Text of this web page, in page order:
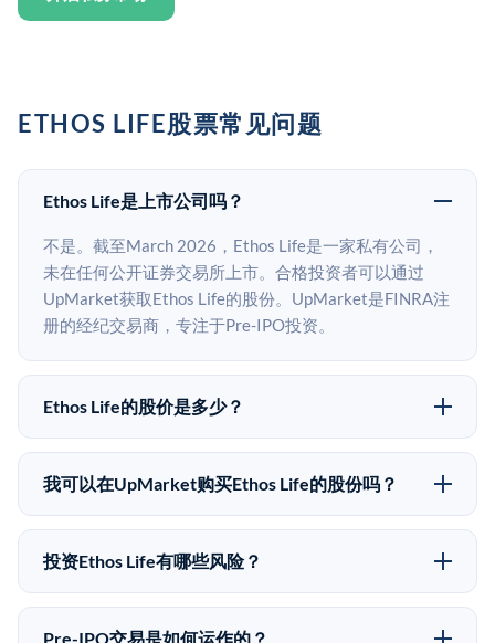
ETHOS LIFE股票常见问题
Ethos Life是上市公司吗？
不是。截至March 2026，Ethos Life是一家私有公司，
未在任何公开证券交易所上市。合格投资者可以通过
UpMarket获取Ethos Life的股份。UpMarket是FINRA注
册的经纪交易商，专注于Pre-IPO投资。
Ethos Life的股价是多少？
Ethos Life没有公开股价，因为它是一家私有公司。最近
的已知股价来自其最近一轮融资。 二级市场上的Pre-
有所不同。
我可以在UpMarket购买Ethos Life的股份吗？
可以。合格投资者可以通过填写本页表单或在
upmarket.co创建账户来表达对Ethos Life股份的投资意
50,000美元。UpMarket是FINRA注册的经纪交易商，
自2019年以来已经纪超过5亿美元的另类投资。
投资Ethos Life有哪些风险？
Pre-IPO投资存在重大风险。Ethos Life的股份流动性
低，意味着没有公开市场可以快速出售。不存在确定的
Pre-IPO交易是如何运作的？